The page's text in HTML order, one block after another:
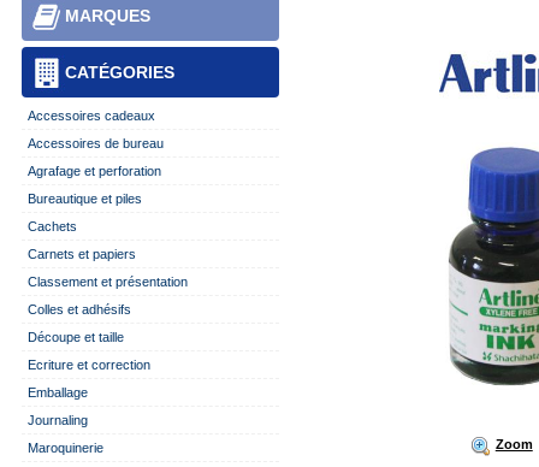
CATÉGORIES
MARQUES
Accessoires cadeaux
Accessoires de bureau
Agrafage et perforation
Bureautique et piles
Cachets
Carnets et papiers
Classement et présentation
Colles et adhésifs
Découpe et taille
Ecriture et correction
Emballage
Journaling
Maroquinerie
Zoom